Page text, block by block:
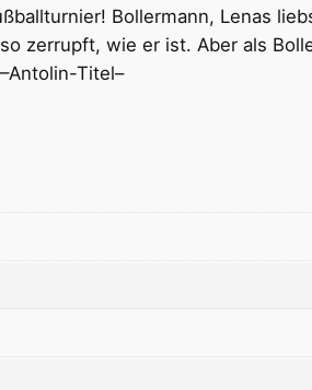
Bollermann, Lenas
zerrupft, wie er ist. Aber als
Titel–